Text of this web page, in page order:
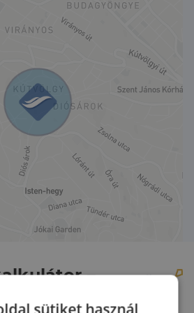
akkor várom hívását.
LUXUS ingatlanok!
hűtő rendszer, felső
nagy teraszok, élhető
–